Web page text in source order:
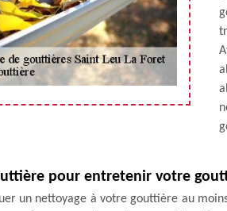
pour entretenir votre
un nettoyage à votre gouttière au